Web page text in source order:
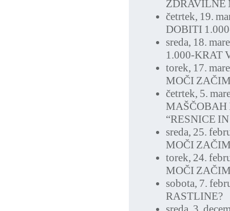
ZDRAVILNE
četrtek, 19.
DOBITI
sreda, 18.
1.000-KRAT
torek, 17.
MOČI
četrtek, 5.
MAŠČOBAH
“RESNICE
sreda, 25.
MOČI
torek, 24.
MOČI
sobota, 7.
RASTLINE?